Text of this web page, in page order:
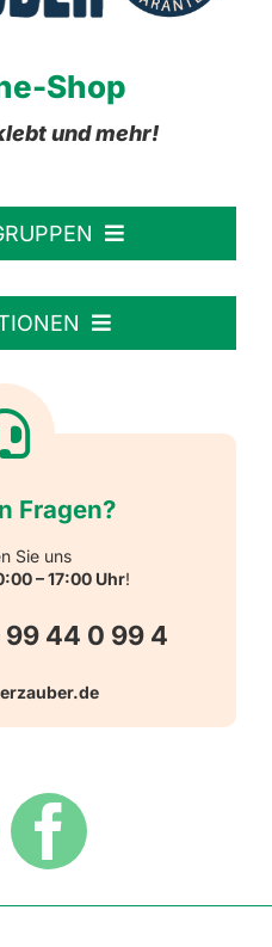
Shop
und mehr!
und
Fragen?
Sie uns
– 17:00 Uhr!
99 44 0 99 4